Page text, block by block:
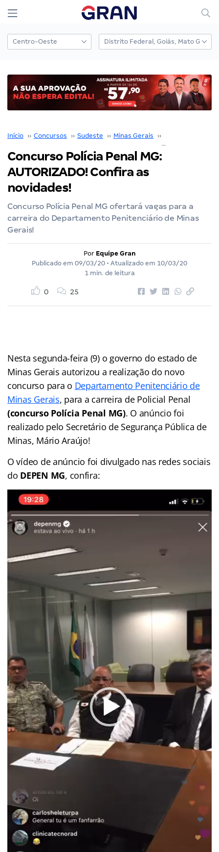
Início ›› Concursos ›› Sudeste ›› Minas Gerais ››
Concurso Polícia Penal MG:
AUTORIZADO! Confira as
novidades!
Concurso Polícia Penal MG ofertará vagas para a
carreira do Departamento Penitenciário de Minas
Gerais!
Por Equipe Gran
Publicado em 09/03/20 • Atualizado em 10/03/20
1 min. de leitura
0 25
Nesta segunda-feira (9) o governo do estado de
Minas Gerais autorizou a realização do novo
concurso para o Departamento Penitenciário de
Minas Gerais, para a carreira de Policial Penal
(concurso Polícia Penal MG). O anúncio foi
realizado pelo Secretário de Segurança Pública de
Minas, Mário Araújo!
O vídeo de anúncio foi divulgado nas redes sociais
do DEPEN MG, confira:
Tocador
de
vídeo